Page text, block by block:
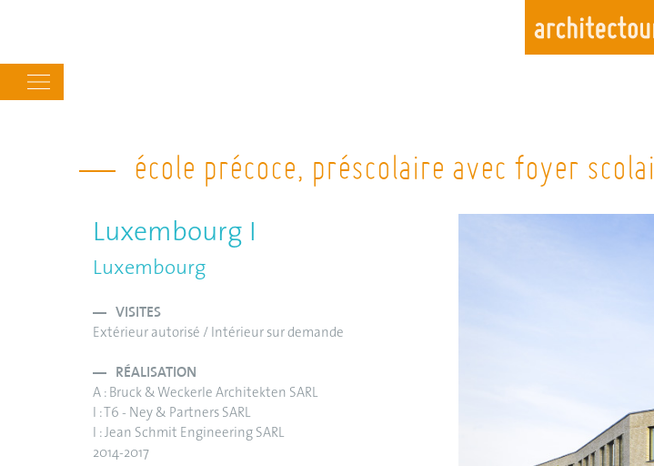
main
content
navigation
école précoce, préscolaire avec foyer
Luxembourg I
Luxembourg
VISITES
Extérieur autorisé / Intérieur sur demande
RÉALISATION
A : Bruck & Weckerle Architekten SARL
I : T6 - Ney & Partners SARL
I : Jean Schmit Engineering SARL
2014-2017